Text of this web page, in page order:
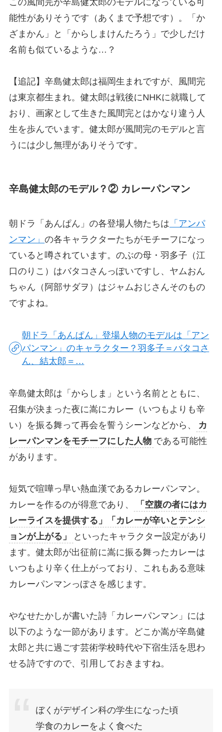
この風間完が辛島健太郎のモデルになっている可
能性がありそうです（あくまで予想です）。「か
ざまかん」と「からしまけんたろう」で少しだけ
名前も似ているような…？
【追記】辛島健太郎は福岡生まれですが、風間完
は東京都生まれ。健太郎は戦後にNHKに就職して
おり、画家として生きた風間完とはかなり違う人
生を歩んでいます。健太郎が風間完のモデルと言
うには少し無理がありそうです。
辛島健太郎のモデル？② カレーパンマン
朝ドラ「あんぱん」の各登場人物たちは 「アンパ
ンマン」 の各キャラクターたちがモチーフになっ
ていると噂されています。のぶの母・羽多子（江
口のりこ）はバタコさんっぽいですし、ヤムおん
ちゃん（阿部サダヲ）はジャムおじさんそのもの
ですよね。
朝ドラ「あんぱん」登場人物のモデルは「アン
パンマン」のキャラクター？羽多子＝バタコさ
ん、結太郎＝…
辛島健太郎は「からしま」という名前とともに、
召集が決まった夜に嵩にカレー（いつもよりも辛
い）を振る舞って再会を誓うシーンなどから、
カ
レーパンマンをモチーフにした人物 である可能性
があります。
短気で喧嘩っ早い熱血漢であるカレーパンマン。
カレーを作るのが得意であり、
「空腹の者にはカ
レーライスを提供する」「カレーが辛いとテンシ
ョンが上がる」
といったキャラクター設定があり
ます。健太郎が出征前に嵩に振る舞ったカレーは
いつもより辛く仕上がっており、これもある意味
カレーパンマンっぽさを感じます。
やなせたかしが書いた詩「カレーパンマン」には
以下のような一節があります。どこか嵩が辛島健
太郎と共に過ごす芸術学校時代や下宿生活を思わ
せる詩ですので、引用しておきますね。
ぼくがデザイン科の学生になった頃
学食のカレーをよく食べた